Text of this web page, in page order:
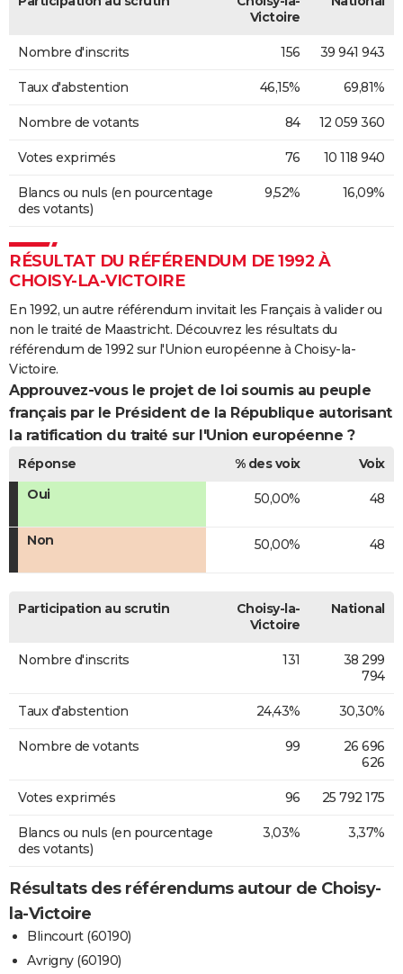
Victoire
Nombre d'inscrits 156 39 941 943
Taux d'abstention 46,15% 69,81%
Nombre de votants 84 12 059 360
Votes exprimés 76 10 118 940
Blancs ou nuls (en pourcentage
des votants)
9,52% 16,09%
RÉSULTAT DU RÉFÉRENDUM DE 1992 À
CHOISY-LA-VICTOIRE
En 1992, un autre référendum invitait les Français à valider ou
non le traité de Maastricht. Découvrez les résultats du
référendum de 1992 sur l'Union européenne à Choisy-la-
Victoire.
Approuvez-vous le projet de loi soumis au peuple
français par le Président de la République autorisant
la ratification du traité sur l'Union européenne ?
Réponse % des voix
Voix
Oui
50,00% 48
Non 50,00% 48
Participation au scrutin
Choisy-la-
Victoire
National
Nombre d'inscrits 131
38 299
794
Taux d'abstention 24,43% 30,30%
Nombre de votants 99
26 696
626
Votes exprimés 96 25 792 175
Blancs ou nuls (en pourcentage
des votants)
3,03% 3,37%
Résultats des référendums autour de Choisy-
la-Victoire
Blincourt (60190)
Avrigny (60190)